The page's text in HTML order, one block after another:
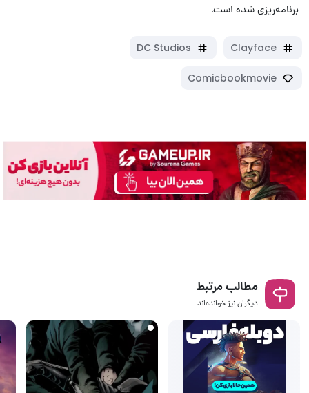
برنامه‌ریزی شده است.
Clayface
DC Studios
Comicbookmovie
مطالب مرتبط
دیگران نیز خوانده‌اند